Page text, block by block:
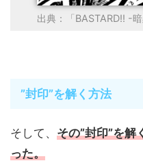
出典：「BASTARD!! -
”封印”を解く方法
そして、 その”封印”を解
った。